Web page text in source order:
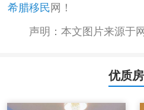
希腊移民 网！
声明：本文图片来源于
优质